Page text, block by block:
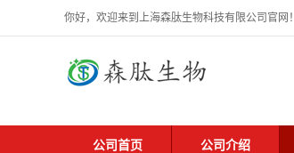
你好，欢迎来到上海森肽生物科技有限公司官网！
公司首页 公司介绍